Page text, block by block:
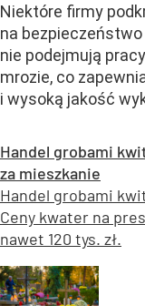
Niektóre firmy
na
nie podejmują
mrozie, co
i wysoką jakość
Handel grobami
za mieszkanie
Handel grobami
Ceny kwater na
nawet 120 tys. zł.